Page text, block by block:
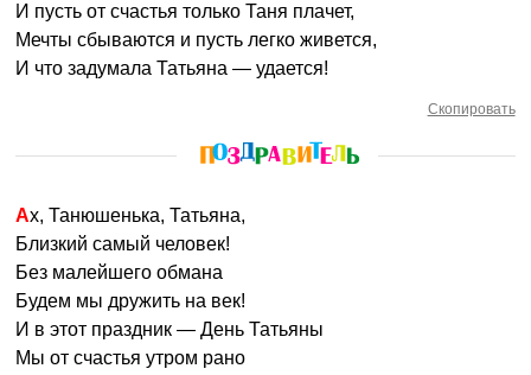
И пусть от счастья только Таня плачет,
Мечты сбываются и пусть легко живется,
И что задумала Татьяна — удается!
Скопировать
Ах, Танюшенька, Татьяна,
Близкий самый человек!
Без малейшего обмана
Будем мы дружить на век!
И в этот праздник — День Татьяны
Мы от счастья утром рано